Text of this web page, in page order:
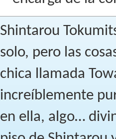
Shintarou
solo, pero las
chica llamada
increíblemente
en ella, algo…